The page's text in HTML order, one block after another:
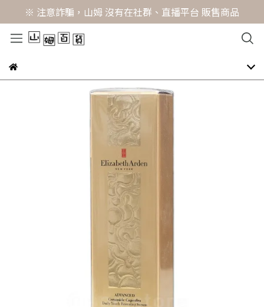
※ 注意詐騙，山姆 沒有在社群、直播平台 販售商品